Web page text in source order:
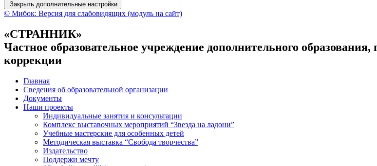
Закрыть дополнительные настройки
© Мибок: Версия для слабовидящих (модуль на сайт)
«СТРАННИК»
Частное образовательное учреждение дополнительного
коррекции
Главная
Сведения об образовательной организации
Документы
Наши проекты
Индивидуальные занятия и консультации
Комплекс выставочных мероприятий “Звезда на ладони”
Учебные мастерские для особенных детей
Методическая выставка “Свобода творчества”
Издательство
Поддержи мечту